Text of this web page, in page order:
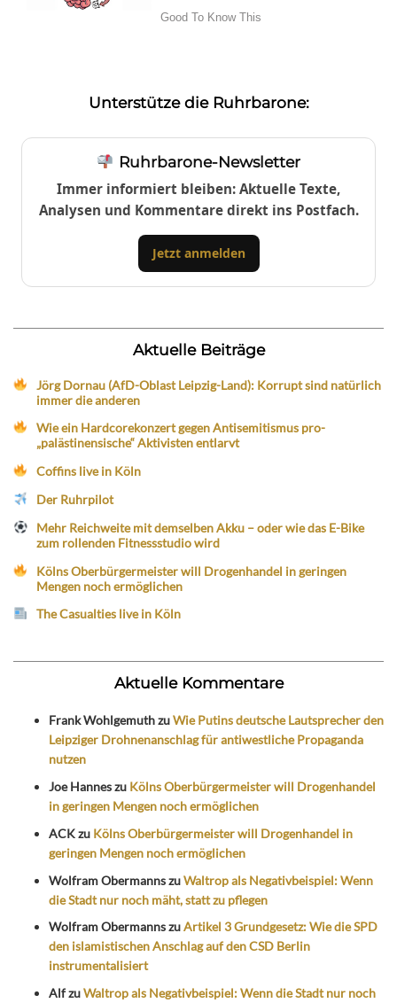
Unterstütze die Ruhrbarone:
Ruhrbarone-Newsletter
Immer informiert bleiben: Aktuelle Texte,
Analysen und Kommentare direkt ins Postfach.
Jetzt anmelden
Aktuelle Beiträge
Jörg Dornau (AfD-Oblast Leipzig-Land): Korrupt sind natürlich
immer die anderen
Wie ein Hardcorekonzert gegen Antisemitismus pro-
„palästinensische“ Aktivisten entlarvt
Coffins live in Köln
Der Ruhrpilot
Mehr Reichweite mit demselben Akku – oder wie das E-Bike
zum rollenden Fitnessstudio wird
Kölns Oberbürgermeister will Drogenhandel in geringen
Mengen noch ermöglichen
The Casualties live in Köln
Aktuelle Kommentare
Frank WohlgemuthzuWie Putins deutsche Lautsprecher den
Leipziger Drohnenanschlag für antiwestliche Propaganda
nutzen
Joe Hanneszu Kölns Oberbürgermeister will Drogenhandel
in geringen Mengen noch ermöglichen
ACKzu Kölns Oberbürgermeister will Drogenhandel in
geringen Mengen noch ermöglichen
Wolfram ObermannszuWaltrop als Negativbeispiel: Wenn
die Stadt nur noch mäht, statt zu pflegen
Wolfram ObermannszuArtikel 3 Grundgesetz: Wie die SPD
den islamistischen Anschlag auf den CSD Berlin
instrumentalisiert
AlfzuWaltrop als Negativbeispiel: Wenn die Stadt nur noch